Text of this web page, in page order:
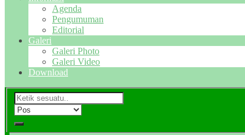
Agenda
Pengumuman
Editorial
Galeri
Galeri Photo
Galeri Video
Download